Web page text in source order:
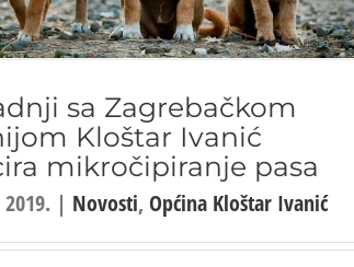
sa Zagrebačkom
Kloštar Ivanić
mikročipiranje pasa
| Novosti, Općina Kloštar Ivanić